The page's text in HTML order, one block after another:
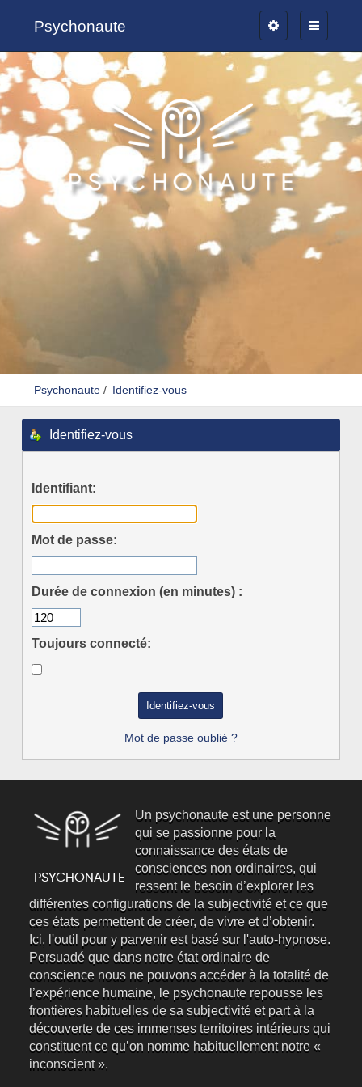
Psychonaute
Psychonaute/ Identifiez-vous
Identifiez-vous
Identifiant:
Mot de passe:
Durée de connexion (en minutes) :
Toujours connecté:
Mot de passe oublié ?
Un psychonaute est une personne
qui se passionne pour la
connaissance des états de
consciences non ordinaires, qui
ressent le besoin d’explorer les
différentes configurations de la subjectivité et ce que
ces états permettent de créer, de vivre et d’obtenir.
Ici, l'outil pour y parvenir est basé sur l'auto-hypnose.
Persuadé que dans notre état ordinaire de
conscience nous ne pouvons accéder à la totalité de
l’expérience humaine, le psychonaute repousse les
frontières habituelles de sa subjectivité et part à la
découverte de ces immenses territoires intérieurs qui
constituent ce qu’on nomme habituellement notre «
inconscient ».